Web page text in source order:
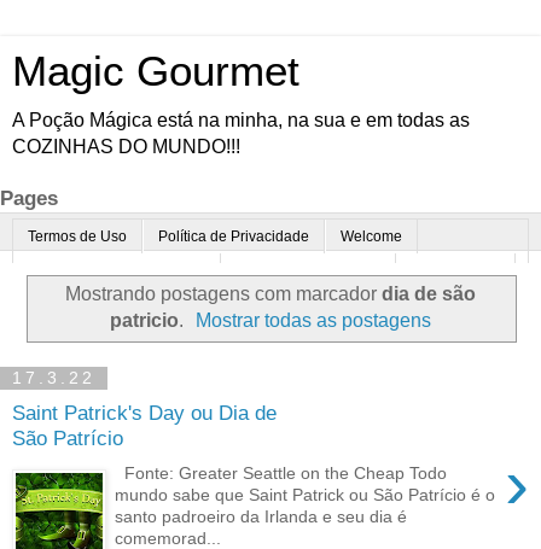
Magic Gourmet
A Poção Mágica está na minha, na sua e em todas as
COZINHAS DO MUNDO!!!
Pages
Termos de Uso Política de Privacidade Welcome
Enoturismo Minha Cozinha Dicas da vovó Mais
Parcerias Contato
Mostrando postagens com marcador dia de são
patricio. Mostrar todas as postagens
17.3.22
Saint Patrick's Day ou Dia de
São Patrício
›
Fonte: Greater Seattle on the Cheap Todo
mundo sabe que Saint Patrick ou São Patrício é o
santo padroeiro da Irlanda e seu dia é
comemorad...